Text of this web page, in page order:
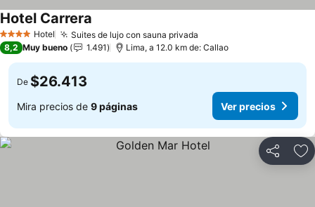
4 EstrellasHotel Suites de lujo con sauna privada
Hotel Carrera
8,2 Muy bueno 1.491 Lima, a 12.0 km de: Callao
De $26.413
Mira precios de 9 páginas Ver precios
Compartir